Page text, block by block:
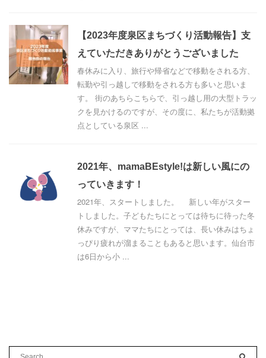
【2023年度泉区まちづくり活動報告】支
えていただきありがとうございました
春休みに入り、旅行や帰省などで移動をされる方、
転勤や引っ越しで移動をされる方も多いと思いま
す。 街のあちらこちらで、引っ越し用の大型トラッ
クを見かけるのですが、その度に、私たちが活動拠
点としている泉区 ...
2021年、mamaBEstyle!は新しい風にの
っていきます！
2021年、スタートしました。 新しい年がスター
トしました。子どもたちにとっては待ちに待った冬
休みですが、ママたちにとっては、長い休みはちょ
っぴり疲れが溜まることもあると思います。仙台市
は6日から小 ...